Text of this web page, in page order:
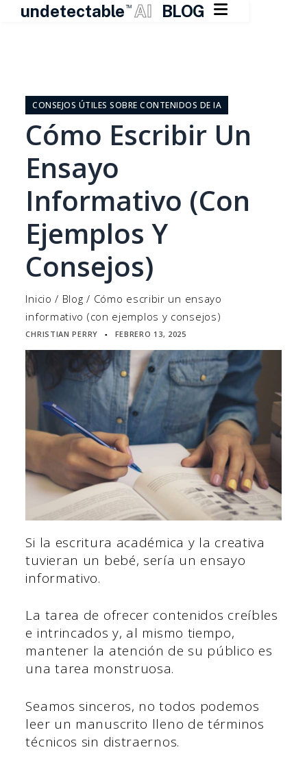
undetectable TM AI BLOG 
contenidoCONSEJOS ÚTILES SOBRE CONTENIDOS DE IA
Cómo Escribir Un
Ensayo
Informativo (con
Ejemplos Y
Consejos)
Inicio / Blog / Cómo escribir un ensayo
informativo (con ejemplos y consejos)
CHRISTIAN PERRY ▪ FEBRERO 13, 2025
Si la escritura académica y la creativa
tuvieran un bebé, sería un ensayo
informativo.
La tarea de ofrecer contenidos creíbles
e intrincados y, al mismo tiempo,
mantener la atención de su público es
una tarea monstruosa.
Seamos sinceros, no todos podemos
leer un manuscrito lleno de términos
técnicos sin distraernos.